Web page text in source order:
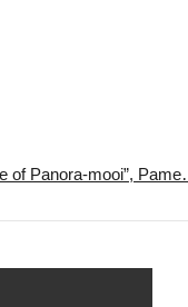
of Panora-mooi”,